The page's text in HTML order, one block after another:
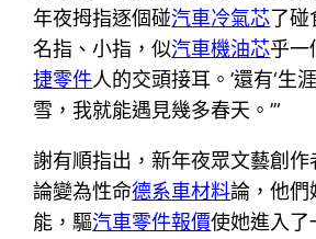
年夜拇指逐個碰汽車冷氣芯了碰
名指、小指，似汽車機油芯乎一
捷零件人的交頭接耳。’還有‘生
雪，我就能遇見幾多春天。’”
謝有順指出，新年夜眾文藝創
論變為性命德系車材料論，他們
能，驅汽車零件報價使她進入了